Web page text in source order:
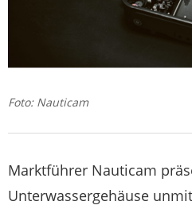
Foto: Nauticam
Marktführer Nauticam
Unterwassergehäuse